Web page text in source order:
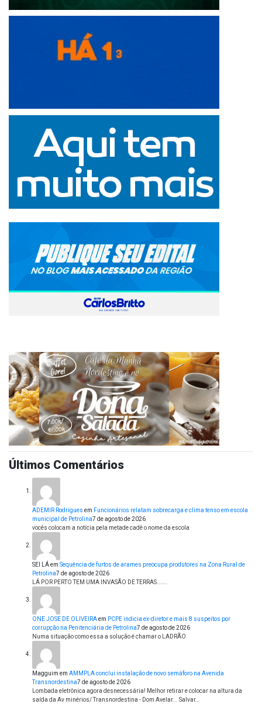
Últimos Comentários
ADEMIR Rodrigues em Funcionários relatam sobrecarga e clima tenso em escola
municipal de Petrolina7 de agosto de 2026
vocês colocam a notícia pela metade cadê o nome da escola
SEI LÁem Sequência de furtos de arames preocupa produtores na Zona Rural de
Petrolina7 de agosto de 2026
LÁ POR PERTO TEM UMA INVASÃO DE TERRAS......
ONE JOSE DE OLIVEIRAem PCPE indicia ex-diretor e mais 8 suspeitos por
corrupção na Penitenciária de Petrolina7 de agosto de 2026
Numa situação como essa a solução é chamar o LADRÃO
Magguim em AMMPLA conclui instalação de novo semáforo na Avenida
Transnordestina7 de agosto de 2026
Lombada eletrônica agora desnecessária! Melhor retirar e colocar na altura da
saída da Av minérios/ Transnordestina - Dom Avelar... Salvar…